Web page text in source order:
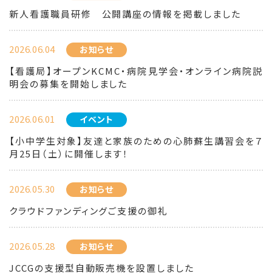
新人看護職員研修 公開講座の情報を掲載しました
2026.06.04 お知らせ
【看護局】オープンKCMC・病院見学会・オンライン病院説
明会の募集を開始しました
2026.06.01 イベント
【小中学生対象】友達と家族のための心肺蘇生講習会を７
月25日（土）に開催します！
2026.05.30 お知らせ
クラウドファンディングご支援の御礼
2026.05.28 お知らせ
JCCGの支援型自動販売機を設置しました